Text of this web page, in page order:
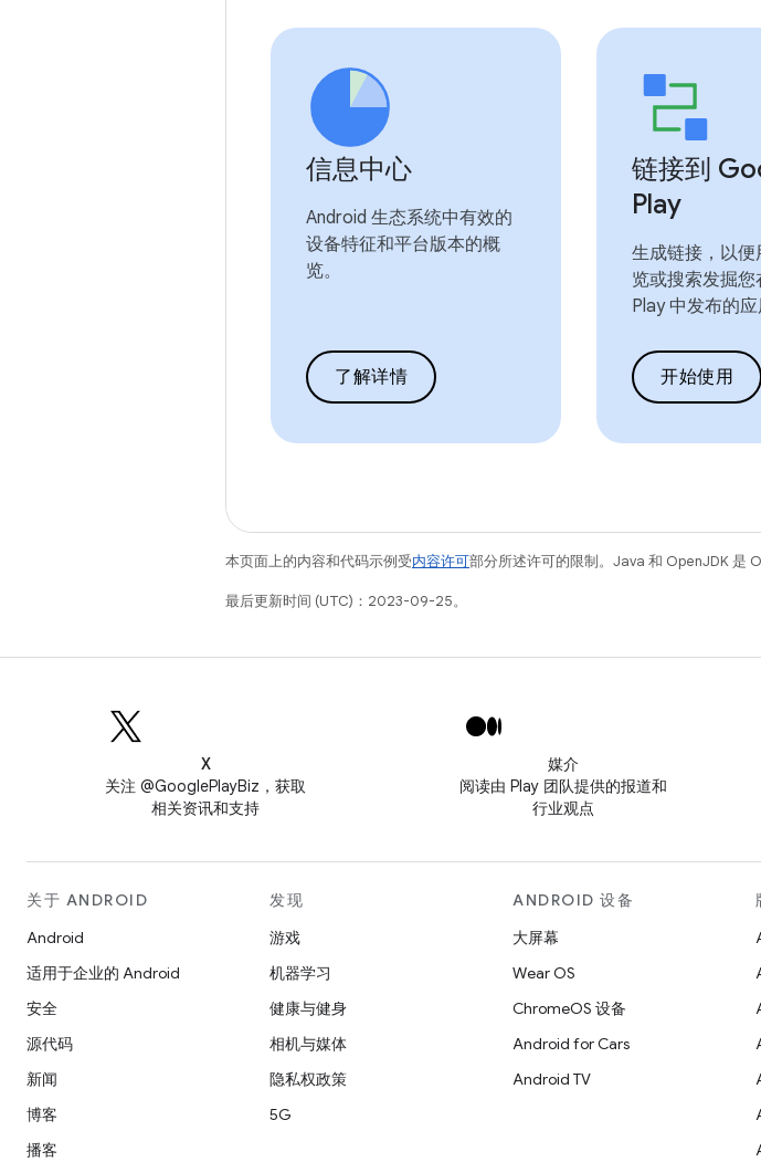
信息中心
Android 生态系统中有效的
设备特征和平台版本的概
览。
了解详情
链接到
Play
生成链接，以便
览或搜索发掘
Play 中发布的应
开始使用
本页面上的内容和代码示例受内容许可部分所述许可的限制。Java 和 OpenJDK 是
最后更新时间 (UTC)：2023-09-25。
X
关注 @GooglePlayBiz，获取
相关资讯和支持
媒介
阅读由 Play 团队提供的报道和
行业观点
关于 ANDROID
Android
适用于企业的 Android
安全
源代码
新闻
博客
播客
发现
游戏
机器学习
健康与健身
相机与媒体
隐私权政策
5G
ANDROID 设备
大屏幕
Wear OS
ChromeOS 设备
Android for Cars
Android TV